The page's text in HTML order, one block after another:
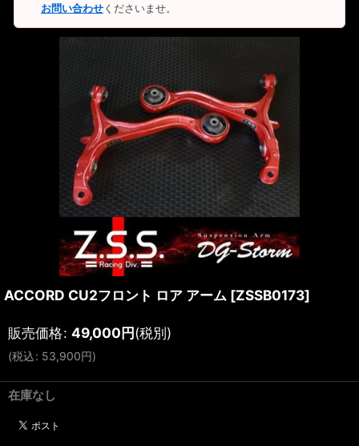
お問い合わせくださいませ。
ACCORD CU2フロント ロア アーム [ZSSB0173]
販売価格: 49,000円(税別)
(税込: 53,900円)
在庫なし